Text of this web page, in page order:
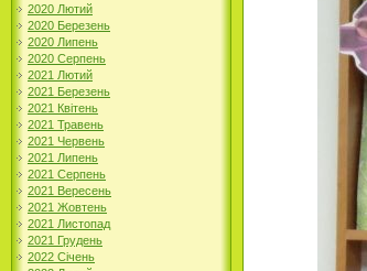
2020 Лютий
2020 Березень
2020 Липень
2020 Серпень
2021 Лютий
2021 Березень
2021 Квітень
2021 Травень
2021 Червень
2021 Липень
2021 Серпень
2021 Вересень
2021 Жовтень
2021 Листопад
2021 Грудень
2022 Січень